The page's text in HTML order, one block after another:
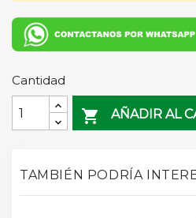
Cantidad
 AÑADIR AL
TAMBIÉN PODRÍA